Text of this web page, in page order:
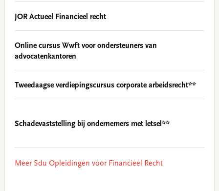
JOR Actueel Financieel recht
Online cursus Wwft voor ondersteuners van
advocatenkantoren
Tweedaagse verdiepingscursus corporate arbeidsrecht**
Schadevaststelling bij ondernemers met letsel**
Meer Sdu Opleidingen voor Financieel Recht